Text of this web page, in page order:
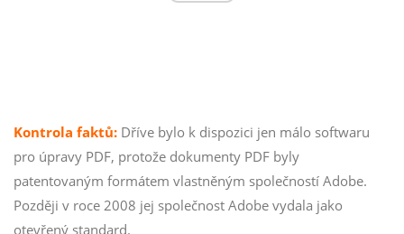
Kontrola faktů: Dříve bylo k dispozici jen málo softwaru
pro úpravy PDF, protože dokumenty PDF byly
patentovaným formátem vlastněným společností Adobe.
Později v roce 2008 jej společnost Adobe vydala jako
otevřený standard.